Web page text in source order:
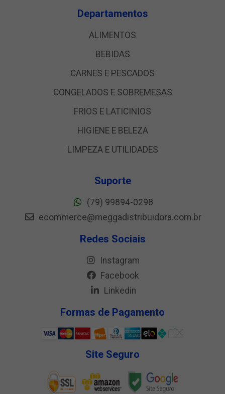
Departamentos
ALIMENTOS
BEBIDAS
CARNES E PESCADOS
CONGELADOS E SOBREMESAS
FRIOS E LATICINIOS
HIGIENE E BELEZA
LIMPEZA E UTILIDADES
Suporte
(79) 99894-0298
ecommerce@meggadistribuidora.com.br
Redes Sociais
Instagram
Facebook
Linkedin
Formas de Pagamento
Site Seguro